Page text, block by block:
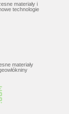
materiały i
technologie
materiały